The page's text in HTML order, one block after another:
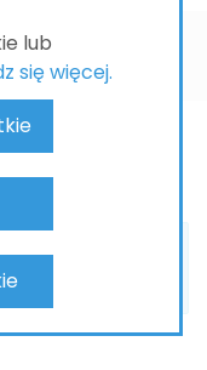
lub
się więcej.
do